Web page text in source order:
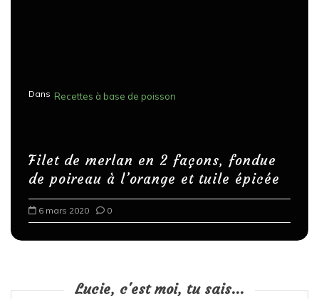
Dans Recettes à base de poisson
Filet de merlan en 2 façons, fondue
de poireau à l’orange et tuile épicée
6 mars 2020 0
Lucie, c'est moi, tu sais...